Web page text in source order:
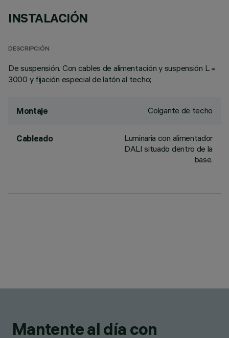
INSTALACIÓN
DESCRIPCIÓN
De suspensión. Con cables de alimentación y suspensión L =
3000 y fijación especial de latón al techo;
Montaje Colgante de techo
Cableado
Luminaria con alimentador
DALI situado dentro de la
base.
Mantente al día con